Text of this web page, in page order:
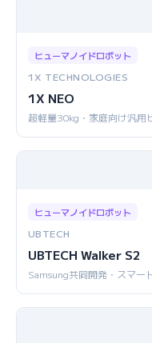
ヒューマノイドロボット
1X TECHNOLOGIES
1X NEO
超軽量30kg・家庭向け汎用
ヒューマノイドロボット
UBTECH
UBTECH Walker S2
Samsung共同開発・スマー